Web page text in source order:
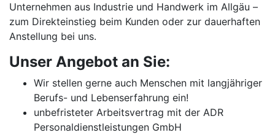
Unternehmen aus Industrie und Handwerk im Allgäu –
zum Direkteinstieg beim Kunden oder zur dauerhaften
Anstellung bei uns.
Unser Angebot an Sie:
Wir stellen gerne auch Menschen mit langjähriger
Berufs- und Lebenserfahrung ein!
unbefristeter Arbeitsvertrag mit der ADR
Personaldienstleistungen GmbH